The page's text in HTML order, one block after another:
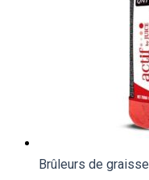
Brûleurs de graisse